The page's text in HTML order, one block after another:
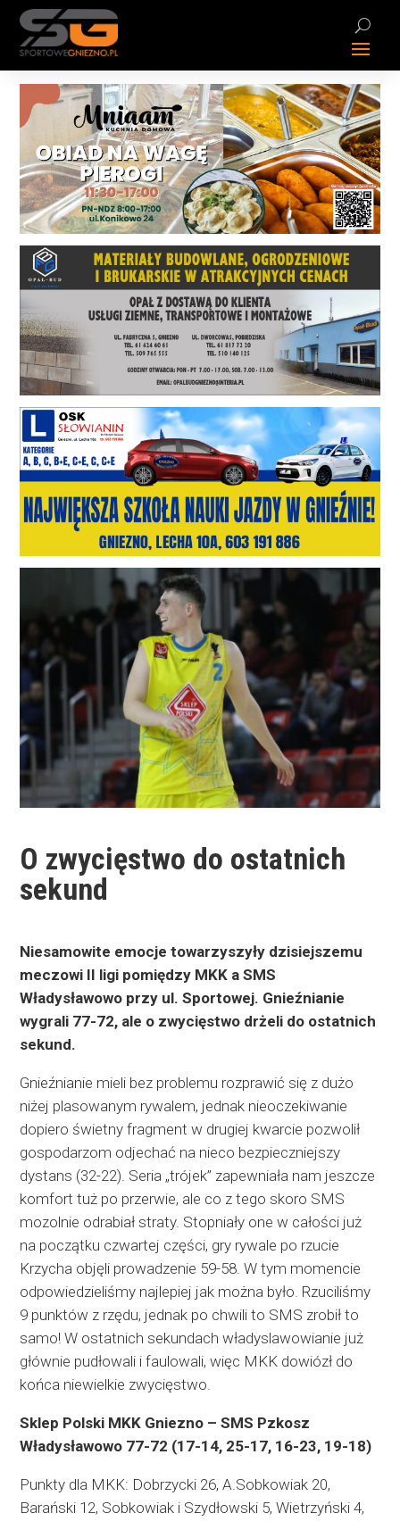
O zwycięstwo do ostatnich
sekund
Niesamowite emocje towarzyszyły dzisiejszemu
meczowi II ligi pomiędzy MKK a SMS
Władysławowo przy ul. Sportowej. Gnieźnianie
wygrali 77-72, ale o zwycięstwo drżeli do ostatnich
sekund.
Gnieźnianie mieli bez problemu rozprawić się z dużo
niżej plasowanym rywalem, jednak nieoczekiwanie
dopiero świetny fragment w drugiej kwarcie pozwolił
gospodarzom odjechać na nieco bezpieczniejszy
dystans (32-22). Seria „trójek” zapewniała nam jeszcze
komfort tuż po przerwie, ale co z tego skoro SMS
mozolnie odrabiał straty. Stopniały one w całości już
na początku czwartej części, gry rywale po rzucie
Krzycha objęli prowadzenie 59-58. W tym momencie
odpowiedzieliśmy najlepiej jak można było. Rzuciliśmy
9 punktów z rzędu, jednak po chwili to SMS zrobił to
samo! W ostatnich sekundach władyslawowianie już
głównie pudłowali i faulowali, więc MKK dowiózł do
końca niewielkie zwycięstwo.
Sklep Polski MKK Gniezno – SMS Pzkosz
Władysławowo 77-72 (17-14, 25-17, 16-23, 19-18)
Punkty dla MKK: Dobrzycki 26, A.Sobkowiak 20,
Barański 12, Sobkowiak i Szydłowski 5, Wietrzyński 4,